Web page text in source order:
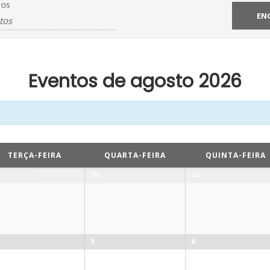
Eventos de agosto 2026
TERÇA-FEIRA QUARTA-FEIRA
QUINTA-FEIRA
5 6